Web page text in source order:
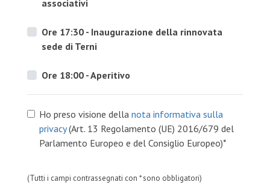
associativi
Ore 17:30 - Inaugurazione della rinnovata
sede di Terni
Ore 18:00 - Aperitivo
Ho preso visione della nota informativa sulla
privacy(Art. 13 Regolamento (UE) 2016/679 del
Parlamento Europeo e del Consiglio Europeo)*
(Tutti i campi contrassegnati con * sono obbligatori)